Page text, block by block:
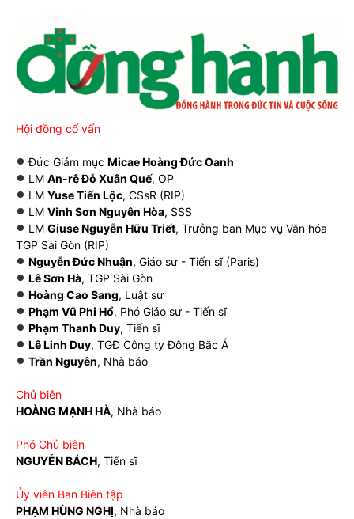
Hội đồng cố vấn
Đức Giám mục Micae Hoàng Đức Oanh
LM An-rê Đỗ Xuân Quế, OP
LM Yuse Tiến Lộc, CSsR (RIP)
LM Vinh Sơn Nguyên Hòa, SSS
LM Giuse Nguyễn Hữu Triết, Trưởng ban Mục vụ Văn hóa
TGP Sài Gòn (RIP)
Nguyễn Đức Nhuận, Giáo sư - Tiến sĩ (Paris)
Lê Sơn Hà, TGP Sài Gòn
Hoàng Cao Sang, Luật sư
Phạm Vũ Phi Hổ, Phó Giáo sư - Tiến sĩ
Phạm Thanh Duy, Tiến sĩ
Lê Linh Duy, TGĐ Công ty Đông Bắc Á
Trần Nguyên, Nhà báo
Chủ biên
HOÀNG MẠNH HÀ, Nhà báo
Phó Chủ biên
NGUYỄN BÁCH, Tiến sĩ
Ủy viên Ban Biên tập
PHẠM HÙNG NGHỊ, Nhà báo